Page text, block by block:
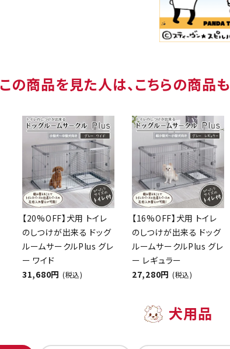
この商品を見た人は、こちらの商品も
【20%OFF】犬用 トイレ
のしつけが出来る ドッグ
ルームサークルPlus グレ
ー ワイド
31,680円 (税込)
【16%OFF】犬用 トイレ
のしつけが出来る ドッグ
ルームサークルPlus グレ
ー レギュラー
27,280円 (税込)
犬用品